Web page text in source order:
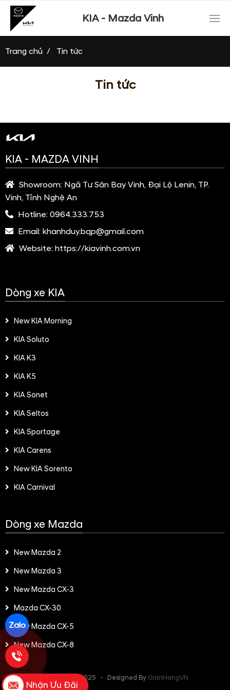
KIA - Mazda Vinh
Trang chủ Tin tức
Tin tức
KIA - MAZDA VINH
Showroom: Ngã Tư Sân Bay Vinh, Đại Lộ Lenin, TP.
Vinh, Tỉnh Nghệ An
Hotline: 0964.333.753
Email: khanhduy.bqp@gmail.com
Website: https://kiavinh.com.vn
Dòng xe KIA
New KIA Morning
KIA Soluto
KIA K3
KIA K5
KIA Sonet
KIA Seltos
KIA Sportage
KIA Carens
New KIA Sorento
KIA Carnival
Dòng xe Mazda
New Mazda 2
New Mazda 3
New Mazda CX-3
Mazda CX-30
New Mazda CX-5
New Mazda CX-8
Copyright© 2025 - Designed By GianHangVN
Nhận Ưu Đãi
Zalo